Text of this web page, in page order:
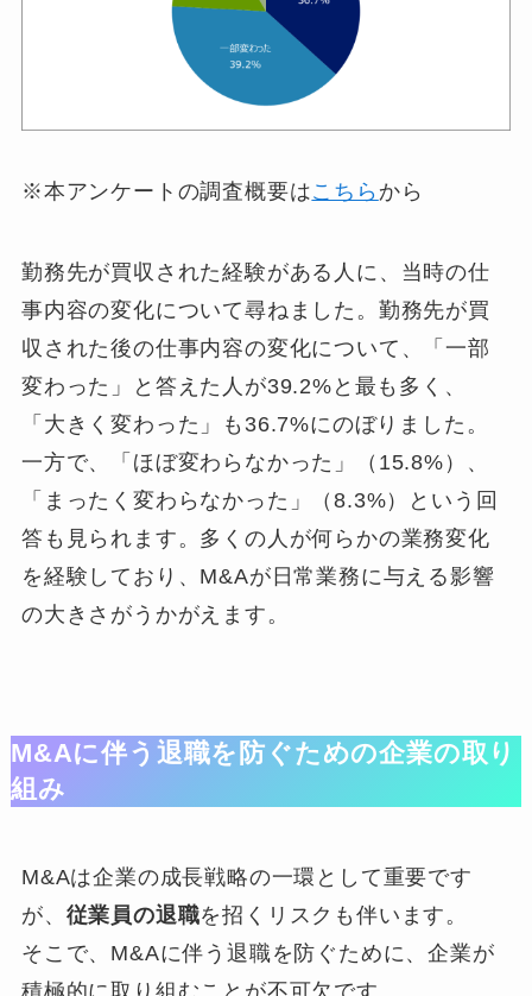
※本アンケートの調査概要はこちら から
勤務先が買収された経験がある人に、当時の仕
事内容の変化について尋ねました。勤務先が買
収された後の仕事内容の変化について、「一部
変わった」と答えた人が39.2%と最も多く、
「大きく変わった」も36.7%にのぼりました。
一方で、「ほぼ変わらなかった」（15.8%）、
「まったく変わらなかった」（8.3%）という回
答も見られます。多くの人が何らかの業務変化
を経験しており、M&Aが日常業務に与える影響
の大きさがうかがえます。
M&Aに伴う退職を防ぐための企業の取り
組み
M&Aは企業の成長戦略の一環として重要です
が、 従業員の退職を招くリスクも伴います。
そこで、M&Aに伴う退職を防ぐために、企業が